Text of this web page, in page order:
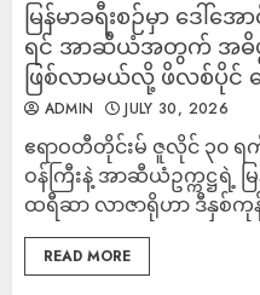
မြန်မာခရီးစဉ်မှာ ဒေါ်
ရင် အာဆီယံအတွက် အဓိပ္
ဖြစ်လာမယ်လို့ ဖိလစ်ပိုင် ပ
ADMIN JULY 30, 2026
ဧရာဝတီတိုင်းမ် ဇူလိုင် ၃၀ ရ
ဝန်ကြီးနဲ့ အာဆီယံဥက္ကဋ္ဌရဲ့
ထရီဆာ လာဇာရိုဟာ ဒီနှစ်ကုန်
READ MORE